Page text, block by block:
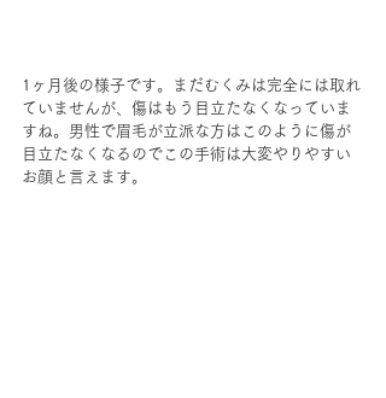
1ヶ月後の様子です。まだむくみは完全には取れ
ていませんが、傷はもう目立たなくなっていま
すね。男性で眉毛が立派な方はこのように傷が
目立たなくなるのでこの手術は大変やりやすい
お顔と言えます。